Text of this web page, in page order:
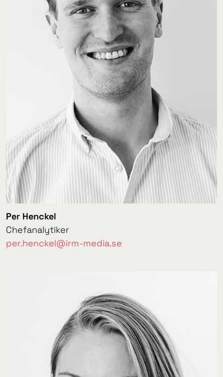
Per Henckel
Chefanalytiker
per.henckel@irm-media.se